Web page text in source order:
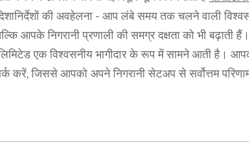
की अवहेलना - आप लंबे समय तक चलने वाली
आपके निगरानी प्रणाली की समग्र दक्षता को भी
एक विश्वसनीय भागीदार के रूप में सामने आती है।
जिससे आपको अपने निगरानी सेटअप से सर्वोत्तम